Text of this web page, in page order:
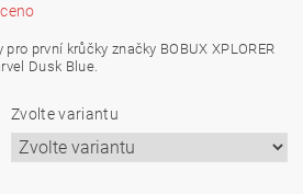
první krůčky značky BOBUX XPLORER
Dusk Blue.
Zvolte variantu